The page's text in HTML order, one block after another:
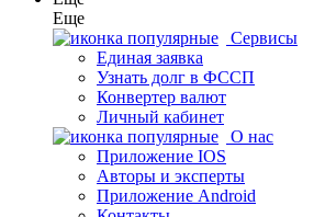
Еще
Сервисы
Единая заявка
Узнать долг в ФССП
Конвертер валют
Личный кабинет
О нас
Приложение IOS
Авторы и эксперты
Приложение Android